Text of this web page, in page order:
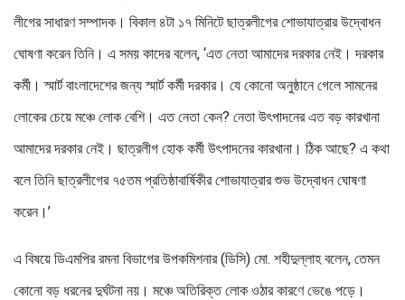
লীগের সাধারণ সম্পাদক। বিকাল ৪টা ১৭ মিনিটে ছাত্রলীগের শোভাযাত্রার উদ্বোধন
ঘোষণা করেন তিনি। এ সময় কাদের বলেন, ‘এত নেতা আমাদের দরকার নেই। দরকার
কর্মী। স্মার্ট বাংলাদেশের জন্য স্মার্ট কর্মী দরকার। যে কোনো অনুষ্ঠানে গেলে সামনের
লোকের চেয়ে মঞ্চে লোক বেশি। এত নেতা কেন? নেতা উৎপাদনের এত বড় কারখানা
আমাদের দরকার নেই। ছাত্রলীগ হোক কর্মী উৎপাদনের কারখানা। ঠিক আছে? এ কথা
বলে তিনি ছাত্রলীগের ৭৫তম প্রতিষ্ঠাবার্ষিকীর শোভাযাত্রার শুভ উদ্বোধন ঘোষণা
করেন।’
এ বিষয়ে ডিএমপির রমনা বিভাগের উপকমিশনার (ডিসি) মো. শহীদুল্লাহ বলেন, তেমন
কোনো বড় ধরনের দুর্ঘটনা নয়। মঞ্চে অতিরিক্ত লোক ওঠার কারণে ভেঙে পড়ে।